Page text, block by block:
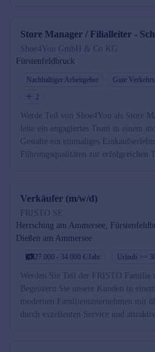
Store Manager / Filialleiter -
Shoe4You GmbH & Co KG
Fürstenfeldbruck
Nachhaltiger Arbeitgeber Gute
2
Werde Teil von Shoe4You als Store
leite ein engagiertes Team in einem
Gestalte ein einmaliges
Führungsqualitäten zur erfolgreichen
Verkäufer (m/w/d)
FRISTO SE
Herrsching am Ammersee,
Dießen am Ammersee
27.000 - 34.000 €/Jahr Urlaub >=
Werden Sie Teil der FRISTO Familie
Begeistern Sie unsere Kunden in
modernen Familienunternehmen mit
durch exzellenten Service und